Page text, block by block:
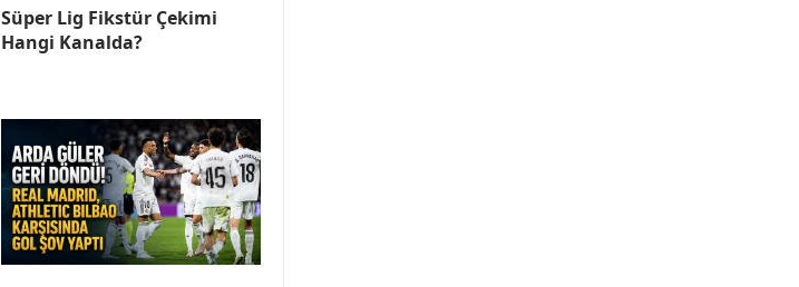
Süper Lig Fikstür Çekimi
Hangi Kanalda?